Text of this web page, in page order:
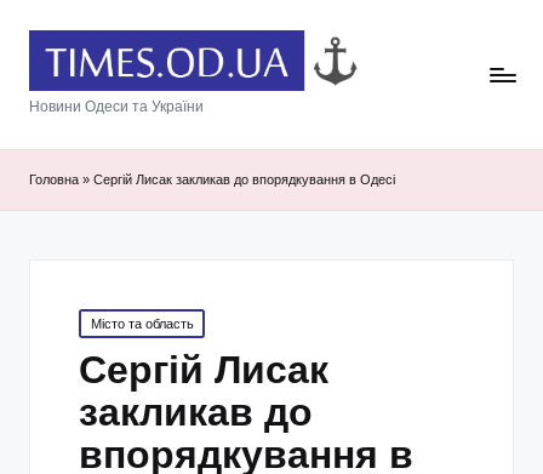
Новини Одеси та України
Головна » Сергій Лисак закликав до впорядкування в Одесі
Posted
in
Місто та область
Сергій Лисак
закликав до
впорядкування в